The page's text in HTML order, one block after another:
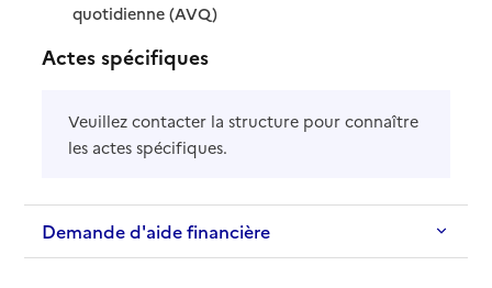
quotidienne (AVQ): disponible
: non disponible
Actes spécifiques
Veuillez contacter la structure pour connaître
les actes spécifiques.
Demande d'aide financière